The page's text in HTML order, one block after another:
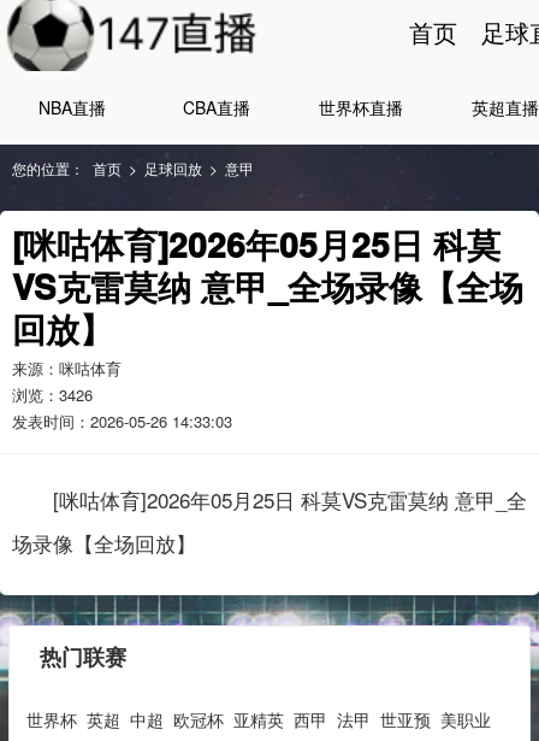
首页 足球
NBA直播 CBA直播 世界杯直播 英超直播
您的位置： 首页 > 足球回放 > 意甲
[咪咕体育]2026年05月25日 科莫
VS克雷莫纳 意甲_全场录像【全场
回放】
来源：咪咕体育
浏览： 3426
发表时间：2026-05-26 14:33:03
[咪咕体育]2026年05月25日 科莫VS克雷莫纳 意甲_全
场录像【全场回放】
热门联赛
世界杯 英超 中超 欧冠杯 亚精英 西甲 法甲 世亚预 美职业